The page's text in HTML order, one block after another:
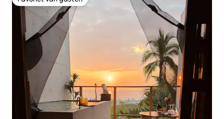
Favoriet van gasten